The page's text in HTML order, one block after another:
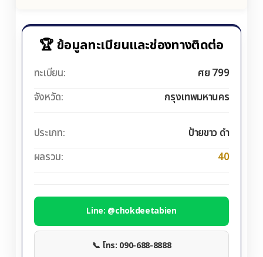
🏆 ข้อมูลทะเบียนและช่องทางติดต่อ
ทะเบียน:
ศย 799
จังหวัด:
กรุงเทพมหานคร
ประเภท:
ป้ายขาว ดำ
ผลรวม:
40
Line: @chokdeetabien
📞 โทร: 090-688-8888